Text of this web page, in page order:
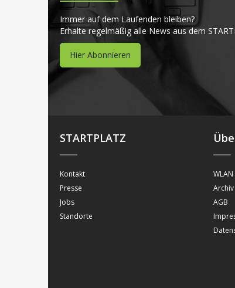
Immer auf dem Laufenden bleiben?
Erhalte regelmäßig alle News aus dem
Hier Abonnieren
STARTPLATZ
Kontakt
Presse
Jobs
Standorte
WLAN
Archiv
AGB